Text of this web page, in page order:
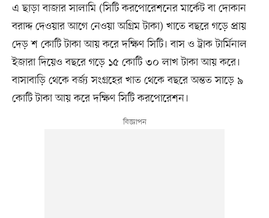
এ ছাড়া বাজার সালামি (সিটি করপোরেশনের মার্কেট বা দোকান
বরাদ্দ দেওয়ার আগে নেওয়া অগ্রিম টাকা) খাতে বছরে গড়ে প্রায়
দেড় শ কোটি টাকা আয় করে দক্ষিণ সিটি। বাস ও ট্রাক টার্মিনাল
ইজারা দিয়েও বছরে গড়ে ১৫ কোটি ৩০ লাখ টাকা আয় করে।
বাসাবাড়ি থেকে বর্জ্য সংগ্রহের খাত থেকে বছরে অন্তত সাড়ে ৯
কোটি টাকা আয় করে দক্ষিণ সিটি করপোরেশন।